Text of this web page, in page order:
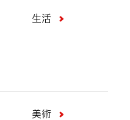
生活
美術